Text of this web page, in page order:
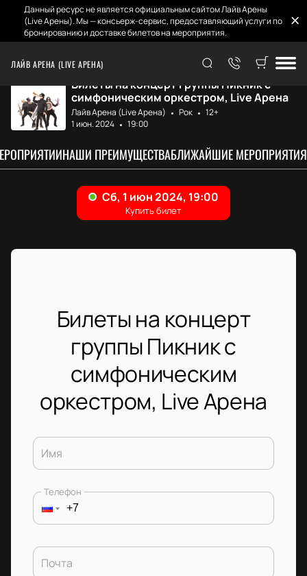
Данный ресурс не является официальным сайтом Лайв Арены
(Live Арены). Мы — консьерж-сервис, предоставляющий услуги по
бронированию и доставке билетов на мероприятия.
ЛАЙВ АРЕНА (LIVE АРЕНА)
Главная Афиша и билеты Пикник с симфони...
Билеты на концерт группы Пикник с
симфоническим оркестром, Live Арена
Лайв Арена (Live Арена) Рок
12+
1 июн. 2024
19:00
НАШИ ПРЕИМУЩЕСТВАБЛИЖАЙШИЕ МЕРОПРИЯТИЯ
Билеты на концерт
группы Пикник с
симфоническим
оркестром, Live Арена
Имя
Телефон
Почта